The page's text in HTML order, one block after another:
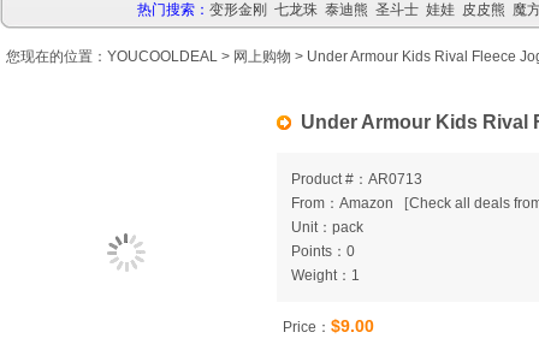
热门搜索： 变形金刚 七龙珠 泰迪熊 圣斗士 娃娃 皮皮熊 魔
Under Armour Kids Rival
Product #：AR0713
From：Amazon
[Check all deals
Unit：pack
Points：0
Weight：1
Price： $9.00
您现在的位置： YOUCOOLDEAL > 网上购物 > Under Armour Kids Rival Fleece